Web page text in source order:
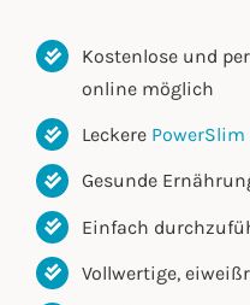
Kostenlose und
online möglich
Leckere
Gesunde
Einfach
Vollwertige,